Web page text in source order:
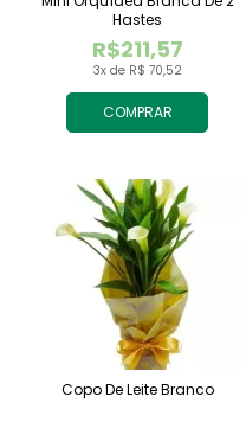
COMPRAR
3x de R$ 70,52
R$211,57
Hastes
Copo De Leite Branco